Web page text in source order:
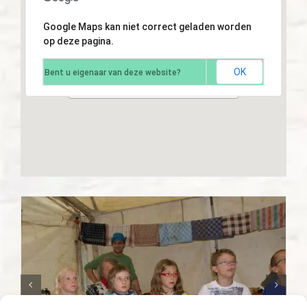
Google Maps kan niet correct geladen worden
op deze pagina.
Bent u eigenaar van deze website? OK